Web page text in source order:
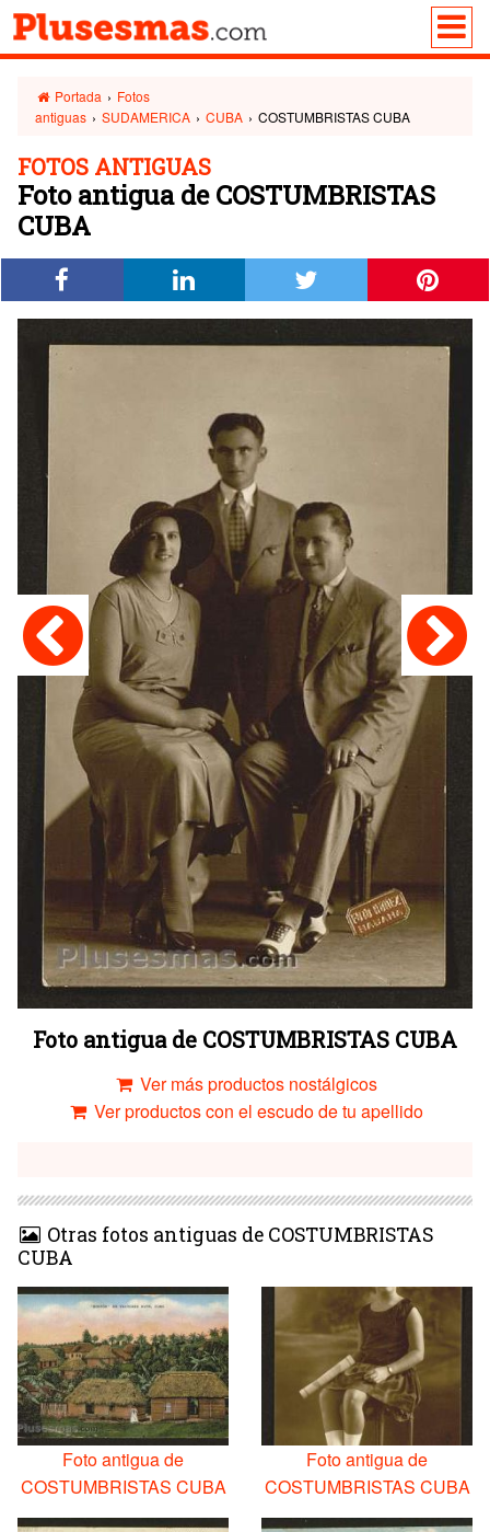
Portada › Fotos
antiguas › SUDAMERICA › CUBA › COSTUMBRISTAS CUBA
FOTOS ANTIGUAS
Foto antigua de COSTUMBRISTAS
CUBA
Foto antigua de COSTUMBRISTAS CUBA
Ver más productos nostálgicos
Ver productos con el escudo de tu apellido
Otras fotos antiguas de COSTUMBRISTAS
CUBA
Foto antigua de
COSTUMBRISTAS CUBA
Foto antigua de
COSTUMBRISTAS CUBA